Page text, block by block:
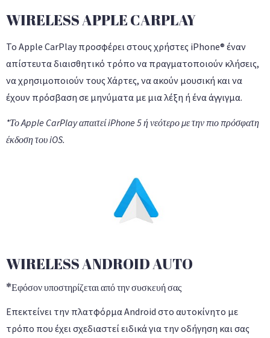
WIRELESS APPLE CARPLAY
Το Apple CarPlay προσφέρει στους χρήστες iPhone® έναν
απίστευτα διαισθητικό τρόπο να πραγματοποιούν κλήσεις,
να χρησιμοποιούν τους Χάρτες, να ακούν μουσική και να
έχουν πρόσβαση σε μηνύματα με μια λέξη ή ένα άγγιγμα.
*Το Apple CarPlay απαιτεί iPhone 5 ή νεότερο με την πιο πρόσφατη
έκδοση του iOS.
WIRELESS ANDROID AUTO
*Εφόσον υποστηρίζεται από την συσκευή σας
Επεκτείνει την πλατφόρμα Android στο αυτοκίνητο με
τρόπο που έχει σχεδιαστεί ειδικά για την οδήγηση και σας